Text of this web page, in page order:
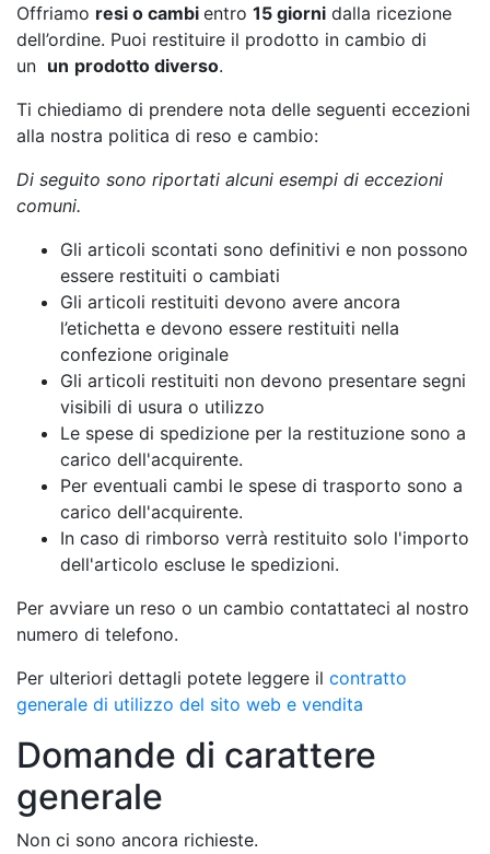
Offriamo resi o cambi entro 15 giorni dalla ricezione
dell’ordine. Puoi restituire il prodotto in cambio di
un un prodotto diverso.
Ti chiediamo di prendere nota delle seguenti eccezioni
alla nostra politica di reso e cambio:
Di seguito sono riportati alcuni esempi di eccezioni
comuni.
Gli articoli scontati sono definitivi e non possono
essere restituiti o cambiati
Gli articoli restituiti devono avere ancora
l’etichetta e devono essere restituiti nella
confezione originale
Gli articoli restituiti non devono presentare segni
visibili di usura o utilizzo
Le spese di spedizione per la restituzione sono a
carico dell'acquirente.
Per eventuali cambi le spese di trasporto sono a
carico dell'acquirente.
In caso di rimborso verrà restituito solo l'importo
dell'articolo escluse le spedizioni.
Per avviare un reso o un cambio contattateci al nostro
numero di telefono.
Per ulteriori dettagli potete leggere il contratto
generale di utilizzo del sito web e vendita
Domande di carattere
generale
Non ci sono ancora richieste.